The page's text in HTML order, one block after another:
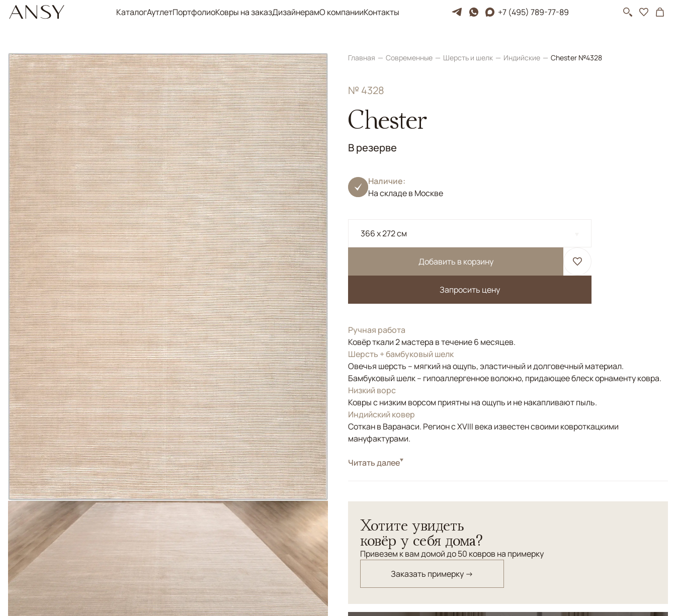
КаталогАутлетПортфолиоКовры на заказДизайнерамО компанииКонтакты +7 (495) 789-77-89
Главная Современные Шерсть и шелк Индийские Chester №4328
№ 4328
Chester
В резерве
Наличие:
На складе в Москве
366 x 272 см
Добавить в корзину
Запросить цену
Ручная работа
Ковёр ткали 2 мастера в течение 6 месяцев.
Шерсть + бамбуковый шелк
Овечья шерсть – мягкий на ощупь, эластичный и долговечный материал.
Бамбуковый шелк – гипоаллергенное волокно, придающее блеск орнаменту ковра.
Низкий ворс
Ковры с низким ворсом приятны на ощупь и не накапливают пыль.
Индийский ковер
Соткан в Варанаси. Регион с XVIII века известен своими ковроткацкими
мануфактурами.
СтильСовременные
Читать далее
Хотите увидеть
ковёр у себя дома?
Привезем к вам домой до 50 ковров на примерку
Заказать примерку →